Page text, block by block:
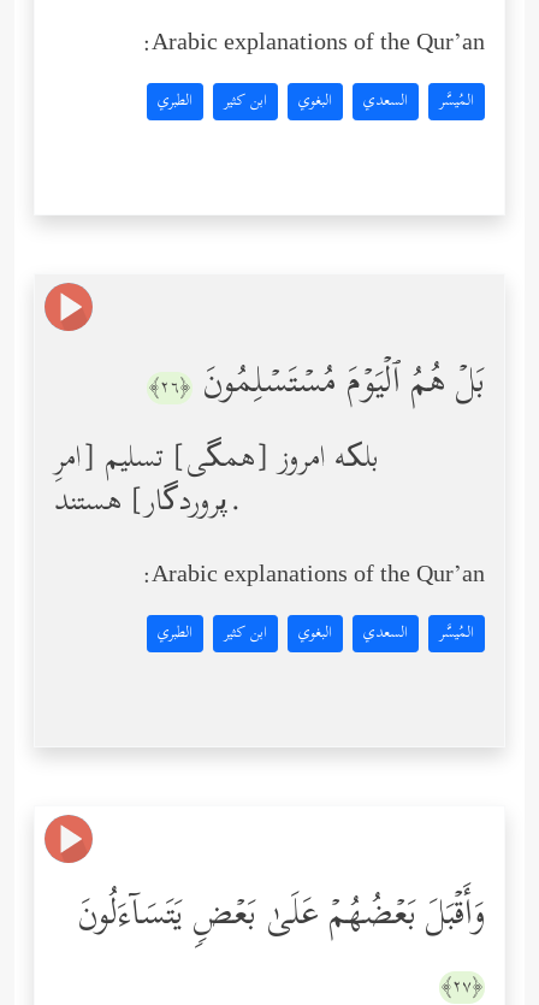
Arabic explanations of the Qur’an:
المُيسَّر السعدي البغوي ابن كثير الطبري
بَلۡ هُمُ ٱلۡیَوۡمَ مُسۡتَسۡلِمُونَ ﴿٢٦﴾
بلکه امروز [همگی] تسلیم [امرِ
پروردگار] هستند.
Arabic explanations of the Qur’an:
المُيسَّر السعدي البغوي ابن كثير الطبري
وَأَقۡبَلَ بَعۡضُهُمۡ عَلَىٰ بَعۡضࣲ یَتَسَاۤءَلُونَ
﴿٢٧﴾